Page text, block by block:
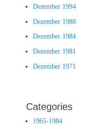
Dezember 1994
Dezember 1988
Dezember 1984
Dezember 1981
Dezember 1971
Categories
1965-1984